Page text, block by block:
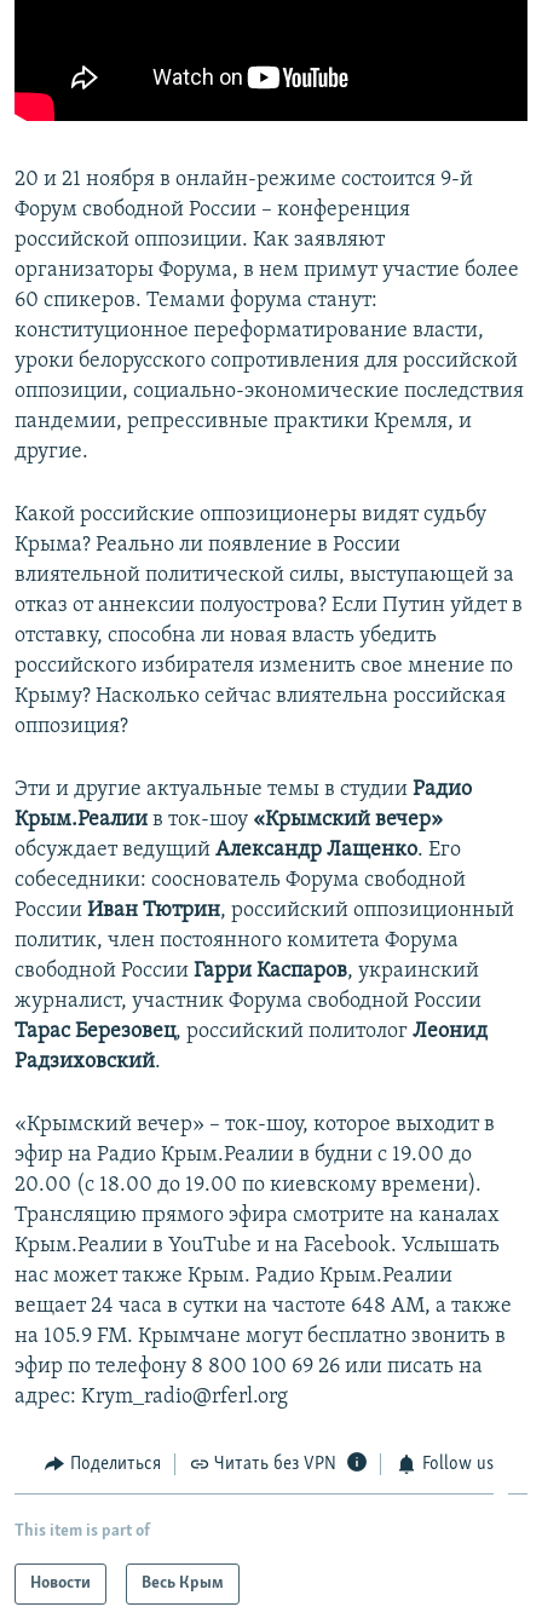
КРЫМ.НЕПОКОРЕННЫЙ
ELIFBE
Все сайты RFE/RL
20 и 21 ноября в онлайн-режиме состоится 9-й
Форум свободной России – конференция
российской оппозиции. Как заявляют
организаторы Форума, в нем примут участие более
60 спикеров. Темами форума станут:
конституционное переформатирование власти,
уроки белорусского сопротивления для российской
оппозиции, социально-экономические последствия
пандемии, репрессивные практики Кремля, и
другие.
Какой российские оппозиционеры видят судьбу
Крыма? Реально ли появление в России
влиятельной политической силы, выступающей за
отказ от аннексии полуострова? Если Путин уйдет в
отставку, способна ли новая власть убедить
российского избирателя изменить свое мнение по
Крыму? Насколько сейчас влиятельна российская
оппозиция?
Эти и другие актуальные темы в студии Радио
Крым.Реалии в ток-шоу «Крымский вечер»
обсуждает ведущий Александр Лащенко. Его
собеседники: сооснователь Форума свободной
России Иван Тютрин, российский оппозиционный
политик, член постоянного комитета Форума
свободной России Гарри Каспаров, украинский
журналист, участник Форума свободной России
Тарас Березовец, российский политолог Леонид
Радзиховский.
«Крымский вечер» – ток-шоу, которое выходит в
эфир на Радио Крым.Реалии в будни с 19.00 до
20.00 (с 18.00 до 19.00 по киевскому времени).
Трансляцию прямого эфира смотрите на каналах
Крым.Реалии в YouTube и на Facebook. Услышать
нас может также Крым. Радио Крым.Реалии
вещает 24 часа в сутки на частоте 648 АМ, а также
на 105.9 FM. Крымчане могут бесплатно звонить в
эфир по телефону 8 800 100 69 26 или писать на
адрес: Krym_radio@rferl.org
Поделиться Читать без VPN Follow us
This item is part of
Новости Весь Крым